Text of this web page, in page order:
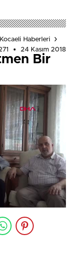
Haberleri
24 Kasım 2018
Bir